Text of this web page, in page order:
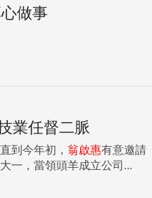
做事
業任督二脈
到今年初， 翁啟惠有意邀請
一，當領頭羊成立公司...